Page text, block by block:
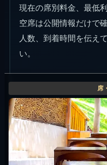
現在の席別料金、最低
空席は公開情報だけで
人数、到着時間を伝え
い。